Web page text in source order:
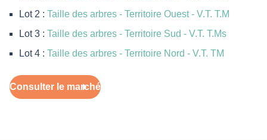
Lot 2 : Taille des arbres - Territoire Ouest - V.T. T.M
Lot 3 : Taille des arbres - Territoire Sud - V.T. T.Ms
Lot 4 : Taille des arbres - Territoire Nord - V.T. TM
Consulter le marché